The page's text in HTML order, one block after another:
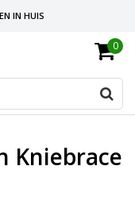
IN HUIS
0
Kniebrace